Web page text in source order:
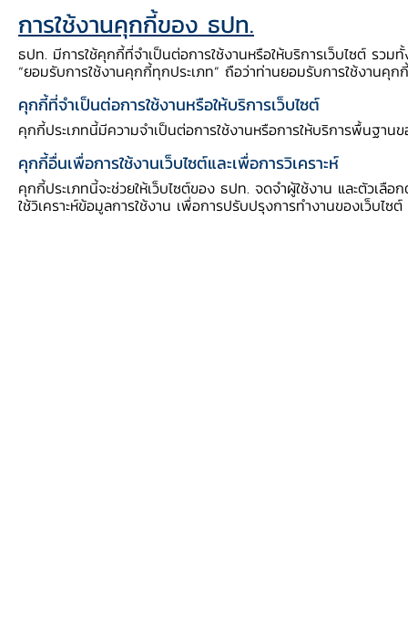
ที่ครองสัดส่วนตลาดมากกว่าร้อยละ 70 ของเงินให้กู้
ที่ผ่านมา บทบาทของธนาคารมีแนวโน้มค่อย ๆ ลดล
สถาบันการเงินอื่น โดยเฉพาะธุรกิจสินเชื่อส่วนบุคคล ลี
รูปที่ 1แผนภูมิยอดคงค้างเงินให้กู้ยืมแก่ภาคครัวเ
คำถาม-คำตอบ
คำถามพบบ่อย
พบกับเราได้ที่
การใช้งานคุกกี้ของ ธปท.
ธปท. มีการใช้คุกกี้ที่จำเป็นต่อการใช้งานหรือให้บริการเว็บไซต์ รว
“ยอมรับการใช้งานคุกกี้ทุกประเภท” ถือว่าท่านยอมรับการใช้งาน
คุกกี้ที่จำเป็นต่อการใช้งานหรือให้บริการเว็บไซต์
คุกกี้ประเภทนี้มีความจำเป็นต่อการใช้งานหรือการให้บริการพื้นฐาน
คุกกี้อื่นเพื่อการใช้งานเว็บไซต์และเพื่อการวิเคราะห์
คุกกี้ประเภทนี้จะช่วยให้เว็บไซต์ของ ธปท. จดจำผู้ใช้งาน และตัวเ
ใช้วิเคราะห์ข้อมูลการใช้งาน เพื่อการปรับปรุงการทำงานของเว็บไซ